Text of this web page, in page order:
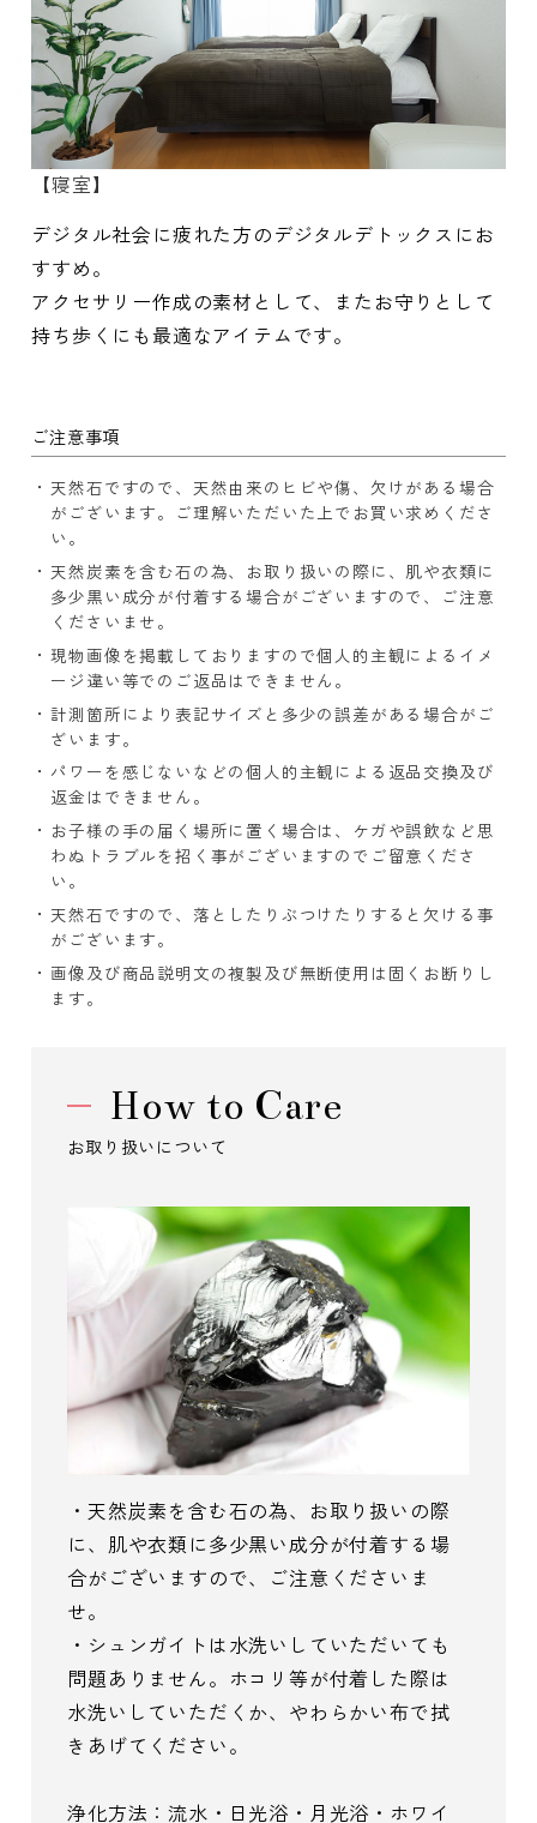
【寝室】
デジタル社会に疲れた方のデジタルデトックスにお
すすめ。
アクセサリー作成の素材として、またお守りとして
持ち歩くにも最適なアイテムです。
ご注意事項
天然石ですので、天然由来のヒビや傷、欠けがある場合
がございます。ご理解いただいた上でお買い求めくださ
い。
天然炭素を含む石の為、お取り扱いの際に、肌や衣類に
多少黒い成分が付着する場合がございますので、ご注意
くださいませ。
現物画像を掲載しておりますので個人的主観によるイメ
ージ違い等でのご返品はできません。
計測箇所により表記サイズと多少の誤差がある場合がご
ざいます。
パワーを感じないなどの個人的主観による返品交換及び
返金はできません。
お子様の手の届く場所に置く場合は、ケガや誤飲など思
わぬトラブルを招く事がございますのでご留意くださ
い。
天然石ですので、落としたりぶつけたりすると欠ける事
がございます。
画像及び商品説明文の複製及び無断使用は固くお断りし
ます。
How to Care
お取り扱いについて
・天然炭素を含む石の為、お取り扱いの際
に、肌や衣類に多少黒い成分が付着する場
合がございますので、ご注意くださいま
せ。
・シュンガイトは水洗いしていただいても
問題ありません。ホコリ等が付着した際は
水洗いしていただくか、やわらかい布で拭
きあげてください。
浄化方法：流水・日光浴・月光浴・ホワイ